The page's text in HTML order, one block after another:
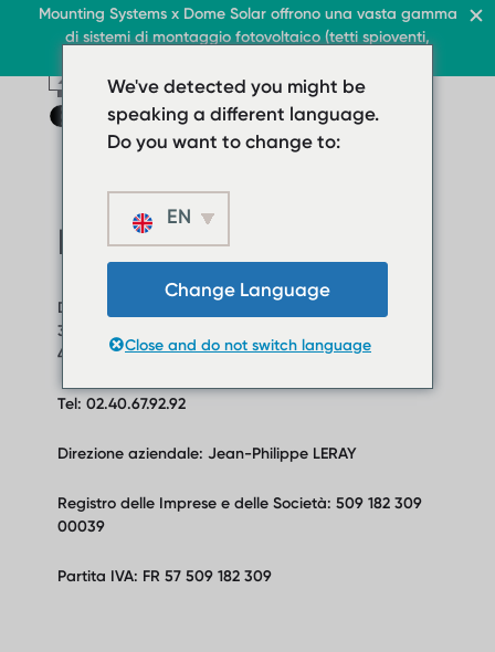
Mounting Systems x Dome Solar offrono una vasta gamma
di sistemi di montaggio fotovoltaico (tetti spioventi,
Casa
Protezione solare
Chi siamo
Contattaci
Tetti piani
Sottotetto piano
› Sistema tetto piano
› FAQ
Contattaci
Tetto e commercio
Tetto e commercio
Sottotetto piano
Protezione solare
Chi siamo
Scaricamenti
Contattaci
Impronta
Dome Solar
3 rue Marie Anderson
44400 Rezé
Tel: 02.40.67.92.92
Direzione aziendale: Jean-Philippe LERAY
Registro delle Imprese e delle Società: 509 182 309
00039
Partita IVA: FR 57 509 182 309
We've detected you might be
speaking a different language.
Do you want to change to:
EN
Change Language
Close and do not switch language